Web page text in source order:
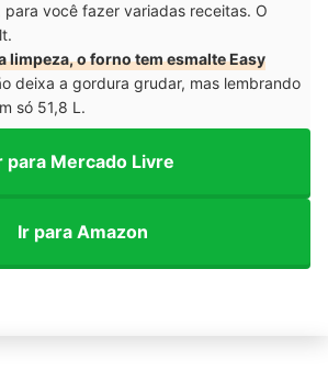
para você fazer variadas receitas. O
limpeza, o forno tem esmalte Easy
deixa a gordura grudar, mas lembrando
só 51,8 L.
para Mercado Livre
Ir para Amazon